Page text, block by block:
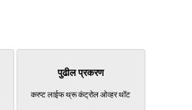
पुढील प्रकरण
करप्ट लाईफ थ्रू कंट्रोल ओव्हर थॉट